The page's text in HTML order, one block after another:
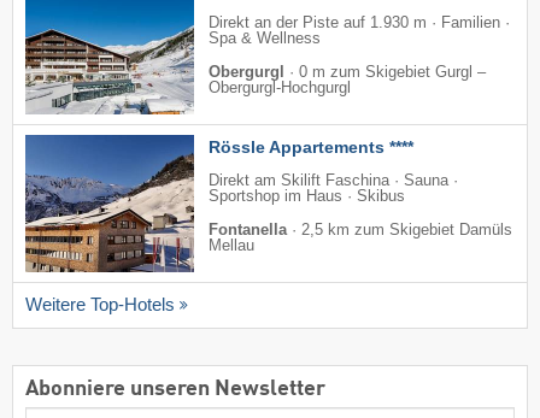
Direkt an der Piste auf 1.930 m · Familien ·
Spa & Wellness
Obergurgl
· 0 m zum Skigebiet Gurgl –
Obergurgl-Hochgurgl
Rössle Appartements ****
Direkt am Skilift Faschina · Sauna ·
Sportshop im Haus · Skibus
Fontanella · 2,5 km zum Skigebiet Damüls
Mellau
Weitere Top-Hotels
Abonniere unseren Newsletter